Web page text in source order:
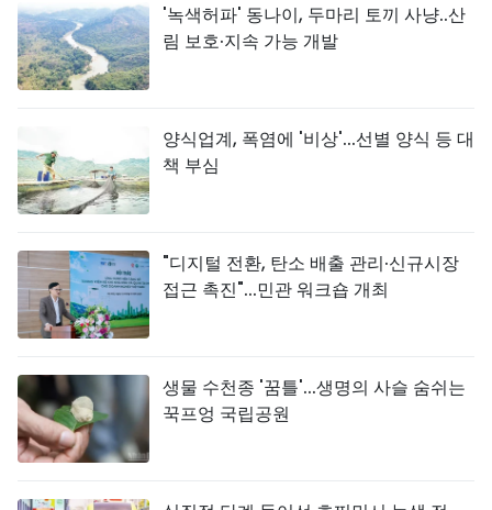
'녹색허파' 동나이, 두마리 토끼 사냥..산
림 보호·지속 가능 개발
양식업계, 폭염에 '비상'...선별 양식 등 대
책 부심
"디지털 전환, 탄소 배출 관리·신규시장
접근 촉진"...민관 워크숍 개최
생물 수천종 '꿈틀'...생명의 사슬 숨쉬는
꾹프엉 국립공원